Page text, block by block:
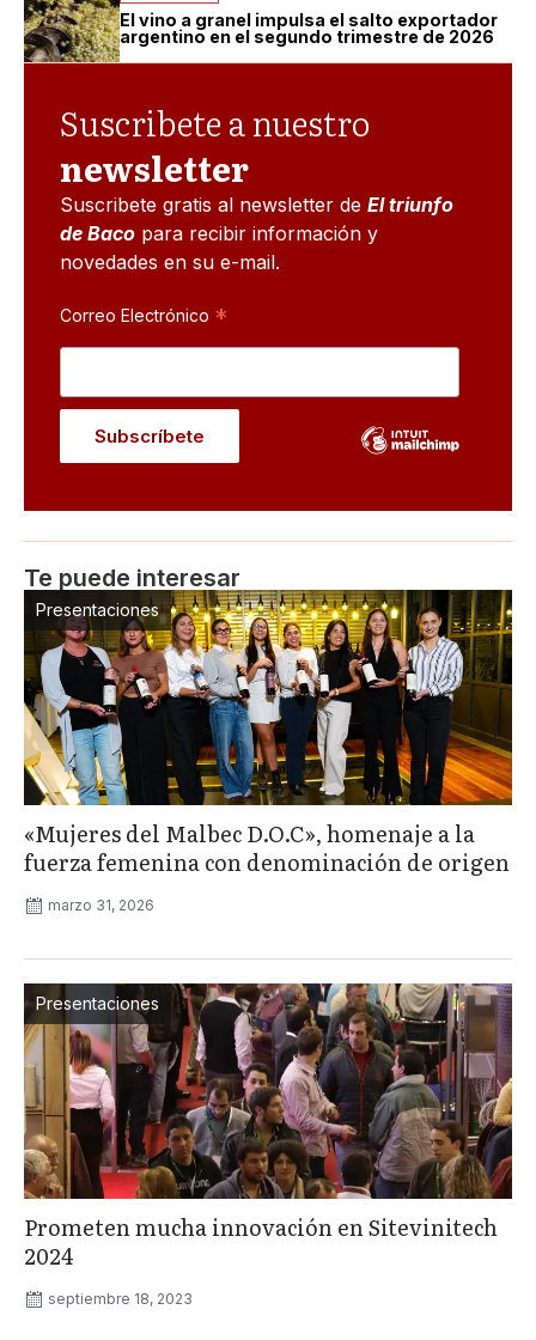
El vino a granel impulsa el salto exportador
argentino en el segundo trimestre de 2026
Suscribete a nuestro
newsletter
Suscribete gratis al newsletter de El triunfo
de Baco para recibir información y
novedades en su e-mail.
Correo Electrónico *
Te puede interesar
Presentaciones
«Mujeres del Malbec D.O.C», homenaje a la
fuerza femenina con denominación de origen
marzo 31, 2026
Presentaciones
Prometen mucha innovación en Sitevinitech
2024
septiembre 18, 2023